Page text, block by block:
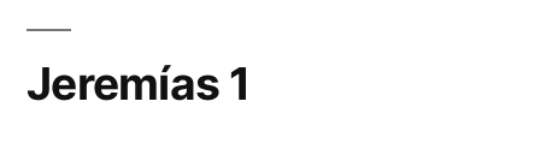
Jeremías 1